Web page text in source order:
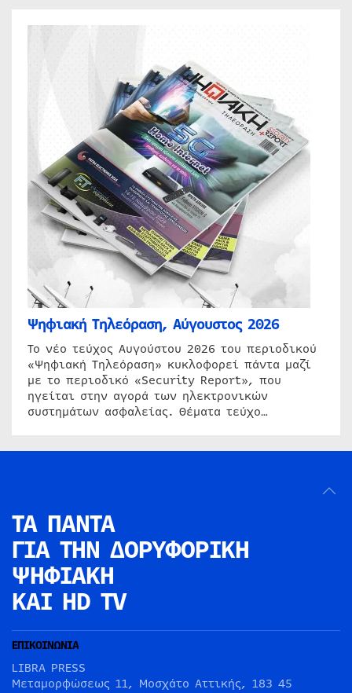
Ψηφιακή Τηλεόραση, Αύγουστος 2026
Το νέο τεύχος Αυγούστου 2026 του περιοδικού
«Ψηφιακή Τηλεόραση» κυκλοφορεί πάντα μαζί
με το περιοδικό «Security Report», που
ηγείται στην αγορά των ηλεκτρονικών
συστημάτων ασφαλείας. Θέματα τεύχο…
ΤΑ ΠΑΝΤΑ
ΓΙΑ ΤΗΝ ΔΟΡΥΦΟΡΙΚΗ
ΨΗΦΙΑΚΗ
ΚΑΙ HD TV
ΕΠΙΚΟΙΝΩΝΙΑ
LIBRA PRESS
Μεταμορφώσεως 11, Μοσχάτο Αττικής, 183 45